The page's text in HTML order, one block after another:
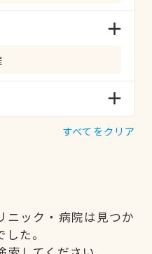
すべてをクリア
ニック・病院は見つか
た。